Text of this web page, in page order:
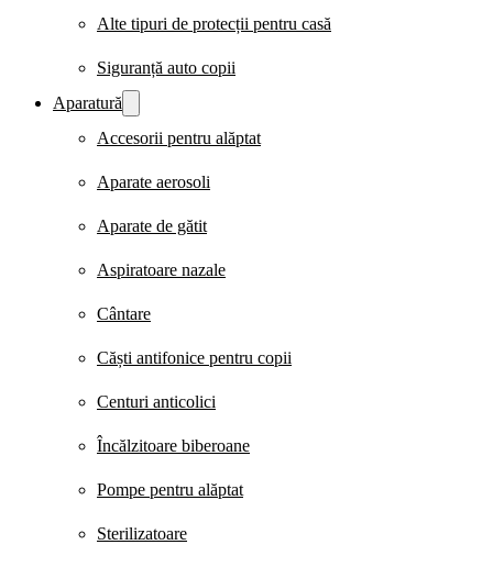
Alte tipuri de protecții pentru casă
Siguranță auto copii
Aparatură
Accesorii pentru alăptat
Aparate aerosoli
Aparate de gătit
Aspiratoare nazale
Cântare
Căști antifonice pentru copii
Centuri anticolici
Încălzitoare biberoane
Pompe pentru alăptat
Sterilizatoare